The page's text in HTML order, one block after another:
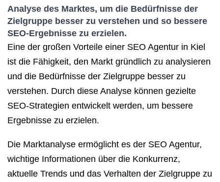
Analyse des Marktes, um die Bedürfnisse der
Zielgruppe besser zu verstehen und so bessere
SEO-Ergebnisse zu erzielen.
Eine der großen Vorteile einer SEO Agentur in Kiel
ist die Fähigkeit, den Markt gründlich zu analysieren
und die Bedürfnisse der Zielgruppe besser zu
verstehen. Durch diese Analyse können gezielte
SEO-Strategien entwickelt werden, um bessere
Ergebnisse zu erzielen.
Die Marktanalyse ermöglicht es der SEO Agentur,
wichtige Informationen über die Konkurrenz,
aktuelle Trends und das Verhalten der Zielgruppe zu